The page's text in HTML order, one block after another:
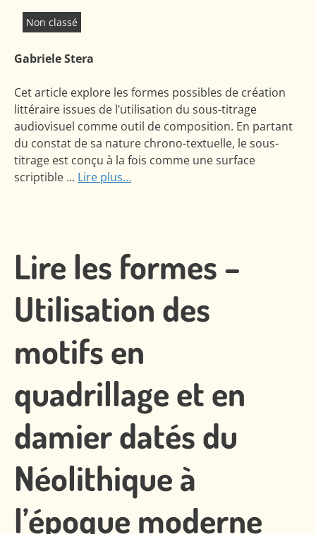
Non classé
Gabriele Stera
Cet article explore les formes possibles de création
littéraire issues de l’utilisation du sous-titrage
audiovisuel comme outil de composition. En partant
du constat de sa nature chrono-textuelle, le sous-
titrage est conçu à la fois comme une surface
scriptible … Lire plus…
Lire les formes –
Utilisation des
motifs en
quadrillage et en
damier datés du
Néolithique à
l’époque moderne